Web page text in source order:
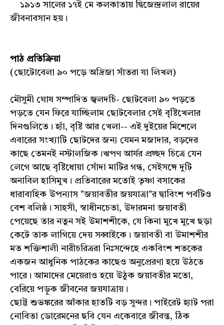
১৯১৩ সালের ১৭ই মে কলকাতায় দ্বিজেন্দ্রলাল রায়ের
জীবনাবসান হয়।
পাঠ প্রতিক্রিয়া
(ছোটোবেলা ৯০ পড়ে অদ্রিজা সাঁতরা যা লিখল)
মৌসুমী ঘোষ সম্পাদিত জ্বলদর্চি- ছোটবেলা ৯০ পড়তে
পড়তে যেন ফিরে যাচ্ছিলাম ছোটবেলার সেই বৃষ্টিখেলার
দিনগুলিতে। হ্যাঁ, বৃষ্টি আর খেলা-- এই দুইয়ের মিশেলে
এবারের সংখ্যাটি ছোটদের জন্য যেমন মজাদার, বড়দের
কাছে তেমনই নস্টালজিক।ঋপণ আর্যর প্রচ্ছদ চিত্রে যেন
লেগে আছে বৃষ্টিধোয়া সোঁদা মাটির গন্ধ, সেইসঙ্গে দুটি
অনাবিল হাসিমুখ। প্রতিবারের মতোই তৃষ্ণা বসাকের
ধারাবাহিক উপন্যাস "জয়াবতীর জয়যাত্রা"র দ্বাবিংশ পর্বটিও
বেশ বলিষ্ঠ। সাহসী, স্বাধীনচেতা, উদারমনা জয়াবতী
পেয়েছে তার নতুন সই উমাশশীকে, যে কিনা মুখে মুখে ছড়া
কেটে তাক লাগিয়ে দেয় সব্বাইকে। জয়াবতী বা উমাশশীর
মত শক্তিশালী নারীচরিত্ররা নিঃসন্দেহে একবিংশ শতকের
একজন আধুনিক পাঠকের কাছেও অনুপ্রেরণা হয়ে উঠতে
পারে। আমাদের মেয়েরাও হয়ে উঠুক জয়াবতীর মতো,
বেরিয়ে পড়ুক জীবনের জয়যাত্রায়।
ছোট্ট শুভঙ্করের আঁকার হাতটি বড় সুন্দর। পাইরেট হ্যাট পরা
নোবিতা ডোরেমনের ছবি যেন একেবারে জীবন্ত, ঠিক